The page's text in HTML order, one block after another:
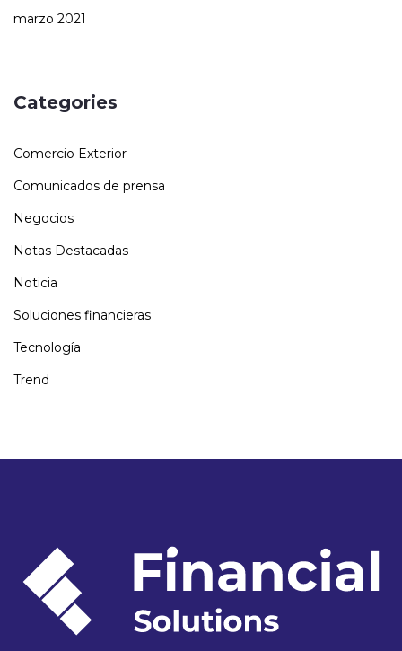
marzo 2021
Categories
Comercio Exterior
Comunicados de prensa
Negocios
Notas Destacadas
Noticia
Soluciones financieras
Tecnología
Trend